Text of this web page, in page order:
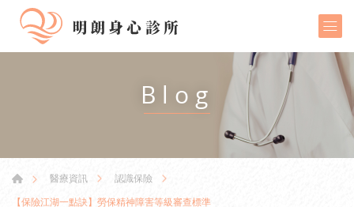
Blog
醫療資訊
認識保險
【保險江湖一點訣】勞保精神障害等級審查標準